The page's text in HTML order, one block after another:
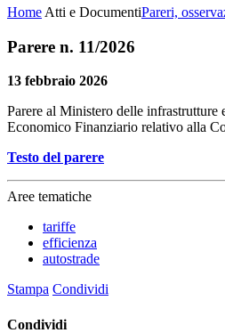
Home Atti e DocumentiPareri,
Parere n. 11/2026
13 febbraio 2026
Parere al Ministero delle infrastrutture
Economico Finanziario relativo alla
Testo del parere
Aree tematiche
tariffe
efficienza
autostrade
Stampa Condividi
Condividi